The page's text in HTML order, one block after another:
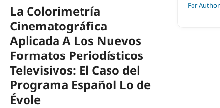
La Colorimetría
Cinematográfica
Aplicada A Los Nuevos
Formatos Periodísticos
Televisivos: El Caso del
Programa Español Lo de
Évole
For